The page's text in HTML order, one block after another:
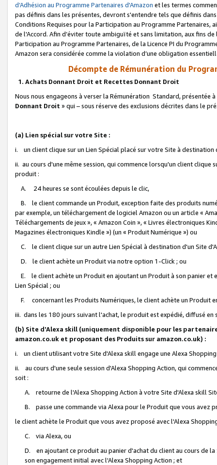
d’Adhésion au Programme Partenaires d'Amazon et les termes
pas définis dans les présentes, devront s'entendre tels que définis
Conditions Requises pour la Participation au Programme Partenaires,
de l'Accord. Afin d’éviter toute ambiguïté et sans limitation, aux fins
Participation au Programme Partenaires, de la Licence PI du
Amazon sera considérée comme la violation d’une obligation
Décompte de Rémunération du
1. Achats Donnant Droit et Recettes Donnant Droit
Nous nous engageons à verser la Rémunération Standard, présentée
Donnant Droit » qui – sous réserve des exclusions décrites dans le
(a) Lien spécial sur votre Site :
i. un client clique sur un Lien Spécial placé sur votre Site à destination
ii. au cours d'une même session, qui commence lorsqu'un client
produit :
A. 24 heures se sont écoulées depuis le clic,
B. le client commande un Produit, exception faite des produits
par exemple, un téléchargement de logiciel Amazon ou un article «
Téléchargements de jeux », « Amazon Coin », « Livres électroniques
Magazines électroniques Kindle ») (un « Produit Numérique ») ou
C. le client clique sur un autre Lien Spécial à destination d'un Site
D. le client achète un Produit via notre option 1-Click ; ou
E. le client achète un Produit en ajoutant un Produit à son panier et
Lien Spécial ; ou
F. concernant les Produits Numériques, le client achète un Produit
iii. dans les 180 jours suivant l'achat, le produit est expédié, diffusé
(b) Site d'Alexa skill (uniquement disponible pour les
amazon.co.uk et proposant des Produits sur amazon.co.uk) :
i. un client utilisant votre Site d'Alexa skill engage une Alexa
ii. au cours d'une seule session d'Alexa Shopping Action, qui
soit :
A. retourne de l'Alexa Shopping Action à votre Site d'Alexa skill
B. passe une commande via Alexa pour le Produit que vous avez
le client achète le Produit que vous avez proposé avec l'Alexa
C. via Alexa, ou
D. en ajoutant ce produit au panier d'achat du client au cours de
son engagement initial avec l'Alexa Shopping Action ; et